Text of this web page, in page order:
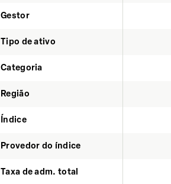
Gestor
Tipo de ativo
Categoria
Região
Índice
Provedor do índice
Taxa de adm. total